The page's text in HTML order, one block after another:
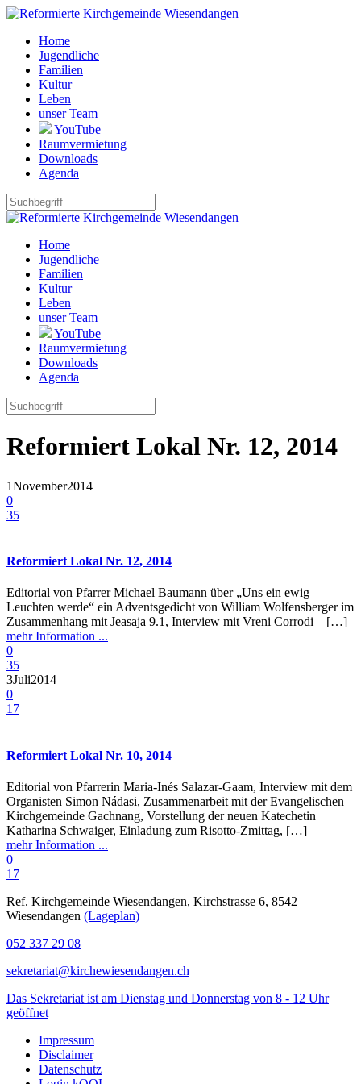
Home
Jugendliche
Familien
Kultur
Leben
unser Team
YouTube
Raumvermietung
Downloads
Agenda
Home
Jugendliche
Familien
Kultur
Leben
unser Team
YouTube
Raumvermietung
Downloads
Agenda
Reformiert Lokal Nr. 12, 2014
1November2014
0
35
Reformiert Lokal Nr. 12, 2014
Editorial von Pfarrer Michael Baumann über „Uns ein ewig
Leuchten werde“ ein Adventsgedicht von William Wolfensberger im
Zusammenhang mit Jeasaja 9.1, Interview mit Vreni Corrodi – […]
mehr Information ...
0
35
3Juli2014
0
17
Reformiert Lokal Nr. 10, 2014
Editorial von Pfarrerin Maria-Inés Salazar-Gaam, Interview mit dem
Organisten Simon Nádasi, Zusammenarbeit mit der Evangelischen
Kirchgemeinde Gachnang, Vorstellung der neuen Katechetin
Katharina Schwaiger, Einladung zum Risotto-Zmittag, […]
mehr Information ...
0
17
Ref. Kirchgemeinde Wiesendangen, Kirchstrasse 6, 8542
Wiesendangen (Lageplan)
052 337 29 08
sekretariat@kirchewiesendangen.ch
Das Sekretariat ist am Dienstag und Donnerstag von 8 - 12 Uhr
geöffnet
Impressum
Disclaimer
Datenschutz